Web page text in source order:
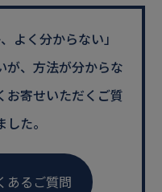
よく分からない」
が、方法が分からな
お寄せいただくご質
た。
あるご質問